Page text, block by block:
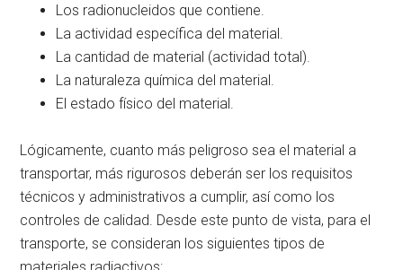
Los radionucleidos que contiene.
La actividad específica del material.
La cantidad de material (actividad total).
La naturaleza química del material.
El estado físico del material.
Lógicamente, cuanto más peligroso sea el material a
transportar, más rigurosos deberán ser los requisitos
técnicos y administrativos a cumplir, así como los
controles de calidad. Desde este punto de vista, para el
transporte, se consideran los siguientes tipos de